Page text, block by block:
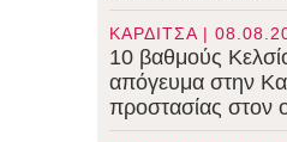
ΚΑΡΔΙΤΣΑ |
10 βαθμούς
απόγευμα στην
προστασίας στον